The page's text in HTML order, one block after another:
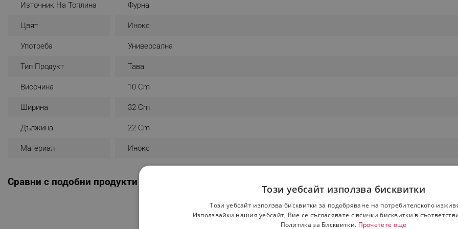
Източник На Топлина Фурна
Цвят Инокс
Употреба Универсална
Тип Продукт Тава
Височина 10 Cm
Ширина 32 Cm
Дължина 22 Cm
Материал Инокс
Сравни с подобни продукти
Този уебсайт използва бисквитки
Този уебсайт използва бисквитки за подобряване на потребителското
Използвайки нашия уебсайт, Вие се съгласявате с всички бисквитки в
Политика за Бисквитки. Прочетете още